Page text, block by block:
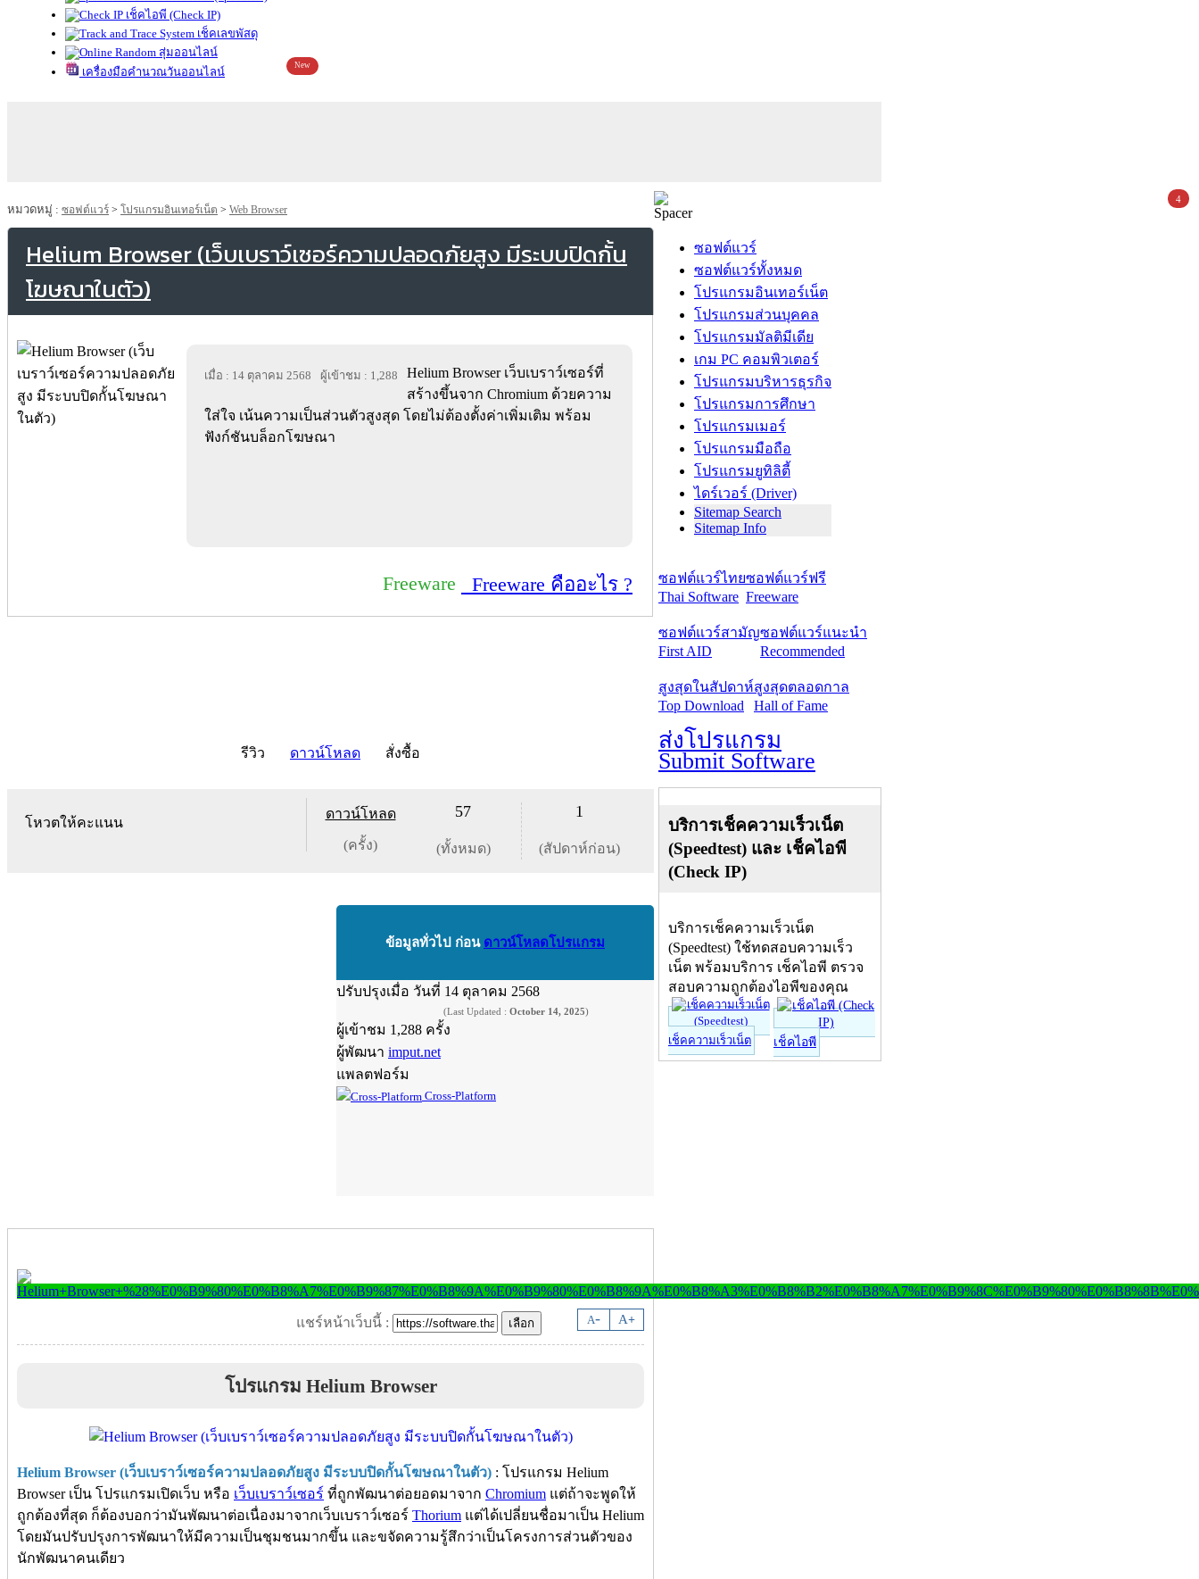
เช็คไอพี (Check IP)
เช็คเลขพัสดุ
สุ่มออนไลน์
เครื่องมือคำนวณวันออนไลน์
New
หมวดหมู่ : ซอฟต์แวร์ > โปรแกรมอินเทอร์เน็ต > Web Browser
Helium Browser (เว็บเบราว์เซอร์ความปลอดภัยสูง มีระบบปิดกั้น
โฆษณาในตัว)
เมื่อ : 14 ตุลาคม 2568 ผู้เข้าชม : 1,288
Helium Browser เว็บเบราว์เซอร์ที่
สร้างขึ้นจาก Chromium ด้วยความ
ใส่ใจ เน้นความเป็นส่วนตัวสูงสุด โดยไม่ต้องตั้งค่าเพิ่มเติม พร้อม
ฟังก์ชันบล็อกโฆษณา
Freeware Freeware คืออะไร ?
รีวิว ดาวน์โหลด สั่งซื้อ
โหวตให้คะแนน
ดาวน์โหลด
(ครั้ง)
57
(ทั้งหมด)
1
(สัปดาห์ก่อน)
ข้อมูลทั่วไป ก่อน ดาวน์โหลดโปรแกรม
ปรับปรุงเมื่อ วันที่ 14 ตุลาคม 2568
(Last Updated : October 14, 2025)
ผู้เข้าชม 1,288 ครั้ง
ผู้พัฒนา imput.net
แพลตฟอร์ม
Cross-Platform
A- A+
แชร์หน้าเว็บนี้ :
โปรแกรม Helium Browser
Helium Browser (เว็บเบราว์เซอร์ความปลอดภัยสูง มีระบบปิดกั้นโฆษณาในตัว) : โปรแกรม Helium
Browser เป็น โปรแกรมเปิดเว็บ หรือ เว็บเบราว์เซอร์ ที่ถูกพัฒนาต่อยอดมาจาก Chromium แต่ถ้าจะพูดให้
ถูกต้องที่สุด ก็ต้องบอกว่ามันพัฒนาต่อเนื่องมาจากเว็บเบราว์เซอร์ Thorium แต่ได้เปลี่ยนชื่อมาเป็น Helium
โดยมันปรับปรุงการพัฒนาให้มีความเป็นชุมชนมากขึ้น และขจัดความรู้สึกว่าเป็นโครงการส่วนตัวของ
นักพัฒนาคนเดียว
ซอฟต์แวร์
ซอฟต์แวร์ทั้งหมด
โปรแกรมอินเทอร์เน็ต
โปรแกรมส่วนบุคคล
โปรแกรมมัลติมีเดีย
เกม PC คอมพิวเตอร์
โปรแกรมบริหารธุรกิจ
โปรแกรมการศึกษา
โปรแกรมเมอร์
โปรแกรมมือถือ
โปรแกรมยูทิลิตี้
ไดร์เวอร์ (Driver)
Sitemap Search
Sitemap Info
ซอฟต์แวร์ไทย
Thai Software
ซอฟต์แวร์ฟรี
Freeware
ซอฟต์แวร์สามัญ
First AID
ซอฟต์แวร์แนะนำ
Recommended
สูงสุดในสัปดาห์
Top Download
สูงสุดตลอดกาล
Hall of Fame
ส่งโปรแกรม
Submit Software
บริการเช็คความเร็วเน็ต
(Speedtest) และ เช็คไอพี
(Check IP)
บริการเช็คความเร็วเน็ต
(Speedtest) ใช้ทดสอบความเร็ว
เน็ต พร้อมบริการ เช็คไอพี ตรวจ
สอบความถูกต้องไอพีของคุณ
เช็คความเร็วเน็ต เช็คไอพี
4